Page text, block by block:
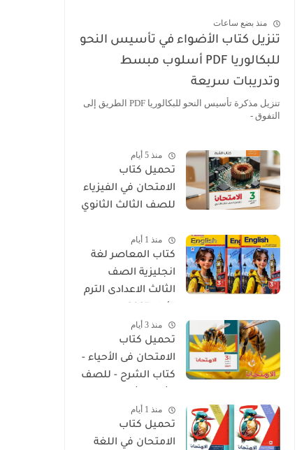
منذ بضع ساعات
تنزيل كتاب الأضواء في تأسيس النحو
للبكالوريا PDF أسلوب مبسط
وتدريبات سريعة
تنزيل مذكرة تأسيس النحو للبكالوريا PDF الطريق إلى
التفوق -
منذ 5 أيام
تحميل كتاب
الامتحان في الفيزياء
للصف الثالث الثانوي
الشرح
منذ 1 أيام
كتاب المعاصر لغة
انجليزية الصف
الثالث الاعدادى الترم
منذ 3 أيام
تحميل كتاب
الامتحان فى الأحياء -
كتاب الشرح - للصف
PDFمنذ 1 أيام
تحميل كتاب
الامتحان في اللغة